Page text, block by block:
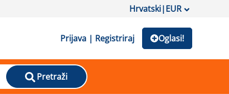
Hrvatski|EUR
Prijava | Registriraj Oglasi!
Pretraži